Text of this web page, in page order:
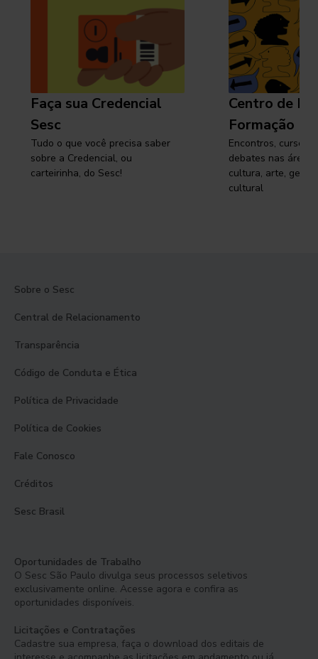
Faça sua Credencial
Sesc
Tudo o que você precisa saber
sobre a Credencial, ou
carteirinha, do Sesc!
Centro de
Formação
Encontros, cursos,
debates nas áreas
cultura, arte,
cultural
Sobre o Sesc
Central de Relacionamento
Transparência
Código de Conduta e Ética
Política de Privacidade
Política de Cookies
Fale Conosco
Créditos
Sesc Brasil
Oportunidades de Trabalho
O Sesc São Paulo divulga seus processos seletivos
exclusivamente online. Acesse agora e confira as
oportunidades disponíveis.
Licitações e Contratações
Cadastre sua empresa, faça o download dos editais de